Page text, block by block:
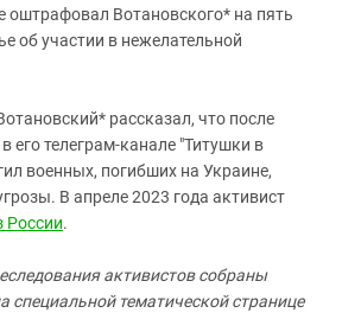
оштрафовал Вотановского* на пять
об участии в нежелательной
рассказал, что после
его телеграм-канале "Титушки в
военных, погибших на Украине,
В апреле 2023 года активист
России.
активистов собраны
специальной тематической странице